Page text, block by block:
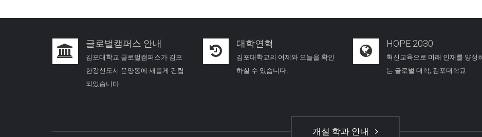
글로벌캠퍼스 안내
김포대학교 글로벌캠퍼스가 김포
한강신도시 운양동에 새롭게 건립
되었습니다.
대학연혁
김포대학교의 어제와 오늘을 확인
하실 수 있습니다.
HOPE 2030
혁신교육으로 미래 인재를 양성
는 글로벌 대학, 김포대학교
개설 학과 안내